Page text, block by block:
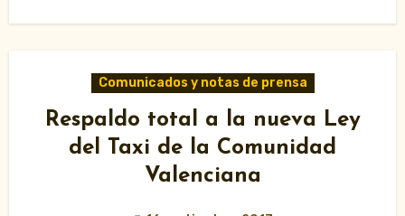
Comunicados y notas de prensa
Respaldo total a la nueva Ley
del Taxi de la Comunidad
Valenciana